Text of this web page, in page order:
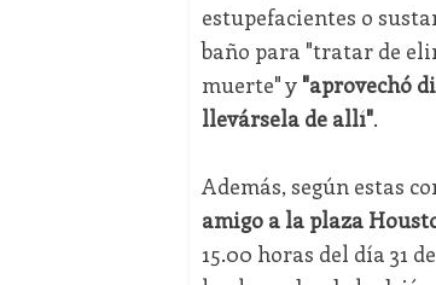
estupefacientes o
baño para "tratar de
muerte" y "aprovechó
llevársela de allí".
Además, según estas
amigo a la plaza
15.00 horas del día 31